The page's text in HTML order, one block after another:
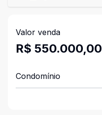
Valor venda
R$ 550.000,00
Condomínio